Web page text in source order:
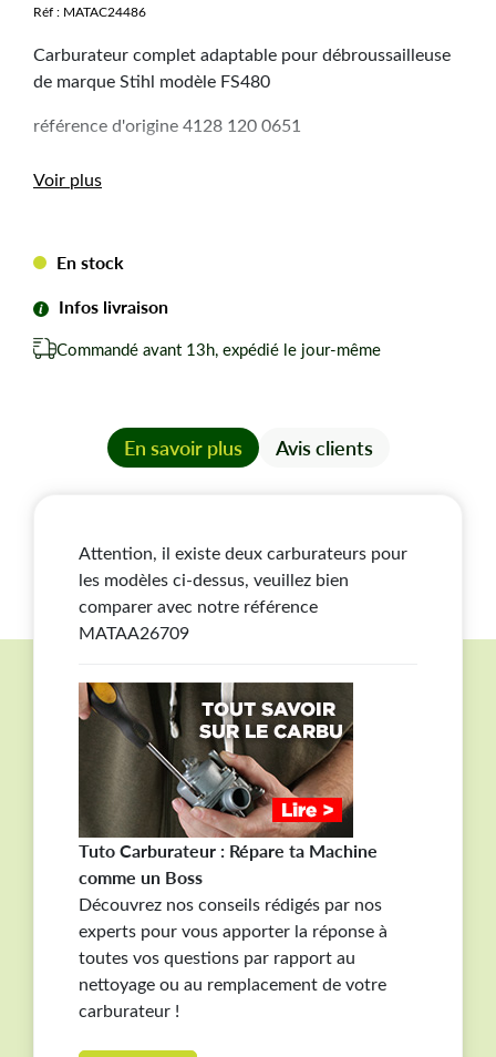
Réf : MATAC24486
Carburateur complet adaptable pour débroussailleuse
de marque Stihl modèle FS480
référence d'origine 4128 120 0651
Voir plus
En stock
Infos livraison
Commandé avant 13h, expédié le jour-même
En savoir plus Avis clients
Attention, il existe deux carburateurs pour
les modèles ci-dessus, veuillez bien
comparer avec notre référence
MATAA26709
Tuto Carburateur : Répare ta Machine
comme un Boss
Découvrez nos conseils rédigés par nos
experts pour vous apporter la réponse à
toutes vos questions par rapport au
nettoyage ou au remplacement de votre
carburateur !